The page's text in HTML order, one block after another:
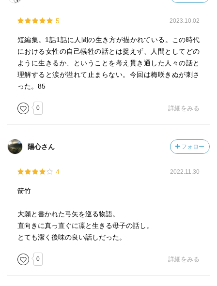
5 2023.10.02
短編集。1話1話に人間の生き方が描かれている。この時代
における女性の自己犠牲の話とは捉えず、人間としてどの
ように生きるか、ということを考え貫き通した人々の話と
理解すると涙が溢れて止まらない。今回は梅咲きぬが刺さ
った。85
0 詳細をみる
陽心さん フォロー
4 2022.11.30
箭竹
大願と書かれた弓矢を巡る物語。
直向きに真っ直ぐに凛と生きる母子の話し。
とても潔く後味の良い話しだった。
0 詳細をみる